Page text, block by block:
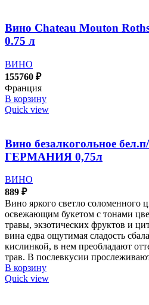
Вино Chateau Mouton
0.75 л
ВИНО
155760 ₽
Франция
В корзину
Quick view
Вино безалкогольное
ГЕРМАНИЯ 0,75л
ВИНО
889 ₽
Вино яркого светло соломенного
освежающим букетом с тонами
травы, экзотических фруктов и
вина едва ощутимая сладость
кислинкой, в нем преобладают
трав. В послевкусии
В корзину
Quick view